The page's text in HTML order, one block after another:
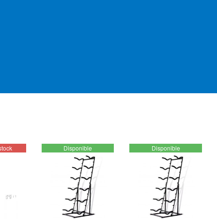
Disponible Disponible